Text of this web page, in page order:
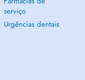
serviço
Urgências dentais